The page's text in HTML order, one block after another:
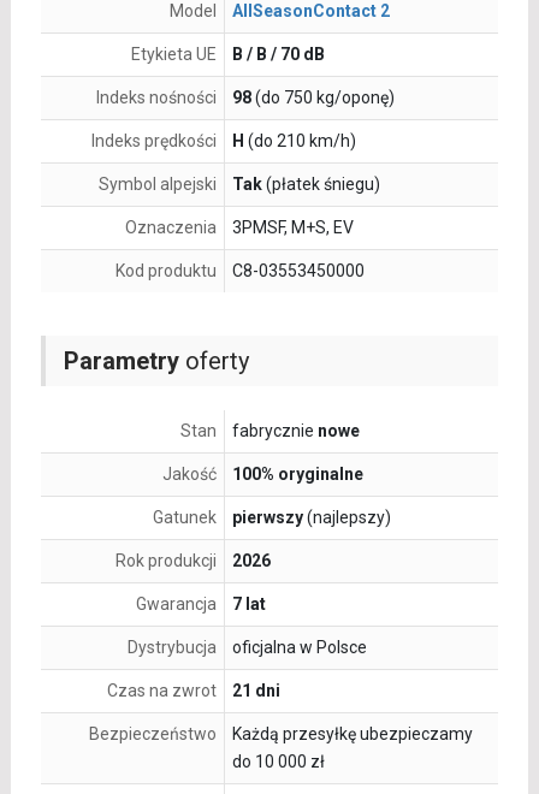
Parametryoferty
Stan fabrycznie nowe
Jakość 100% oryginalne
Gatunek pierwszy(najlepszy)
Rok produkcji 2026
Gwarancja 7 lat
Dystrybucja oficjalna w Polsce
Czas na zwrot 21 dni
Bezpieczeństwo
Każdą przesyłkę ubezpieczamy
do 10 000 zł
Model AllSeasonContact 2
Etykieta UE B / B / 70 dB
Indeks nośności 98(do 750 kg/oponę)
Indeks prędkości H (do 210 km/h)
Symbol alpejski Tak(płatek śniegu)
Oznaczenia 3PMSF, M+S, EV
Kod produktu C8-03553450000